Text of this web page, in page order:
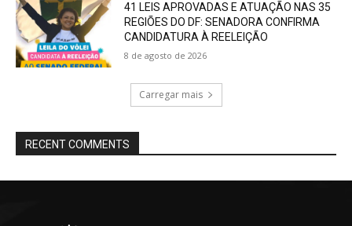
41 LEIS APROVADAS E ATUAÇÃO NAS 35
REGIÕES DO DF: SENADORA CONFIRMA
CANDIDATURA À REELEIÇÃO
8 de agosto de 2026
Carregar mais
RECENT COMMENTS